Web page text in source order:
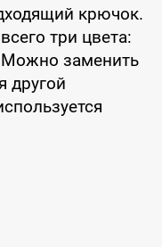
крючок.
три цвета:
заменить
другой